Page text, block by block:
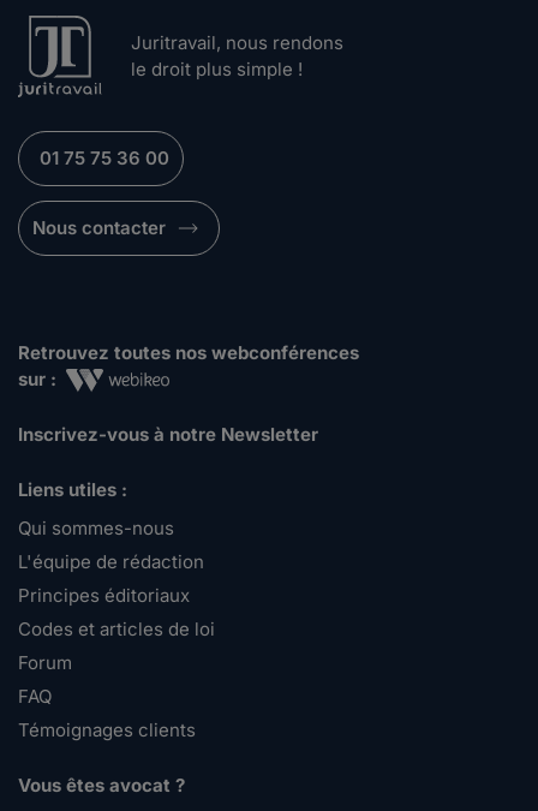
Juritravail, nous rendons
le droit plus simple !
01 75 75 36 00
Nous contacter
Retrouvez toutes nos webconférences
sur :
Inscrivez-vous à notre Newsletter
Liens utiles :
Qui sommes-nous
L'équipe de rédaction
Principes éditoriaux
Codes et articles de loi
Forum
FAQ
Témoignages clients
Vous êtes avocat ?